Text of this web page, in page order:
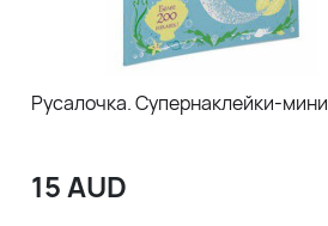
Русалочка. Супернаклейки-мини
15AUD